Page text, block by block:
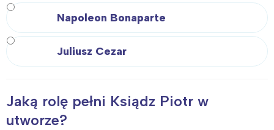
Napoleon Bonaparte
Juliusz Cezar
Jaką rolę pełni Ksiądz Piotr w
utworze?